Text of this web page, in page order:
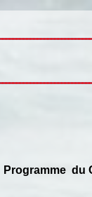
Programme du